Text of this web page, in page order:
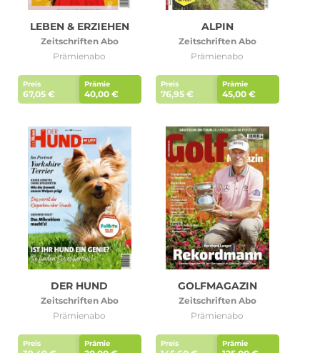
LEBEN & ERZIEHEN
Zeitschriften Abo
Prämienabo
Preis
67,05 €
Prämie
40,00 €
ALPIN
Zeitschriften Abo
Prämienabo
Preis
76,95 €
Prämie
45,00 €
DER HUND
Zeitschriften Abo
Prämienabo
Preis Prämie
GOLFMAGAZIN
Zeitschriften Abo
Prämienabo
Preis Prämie